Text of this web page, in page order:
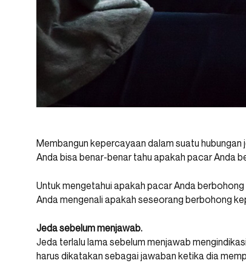
Membangun kepercayaan dalam suatu
Anda bisa benar-benar tahu apakah pacar Anda
Untuk mengetahui apakah pacar Anda
Anda mengenali apakah seseorang berbohong
Jeda sebelum menjawab.
Jeda terlalu lama sebelum menjawab
harus dikatakan sebagai jawaban ketika dia